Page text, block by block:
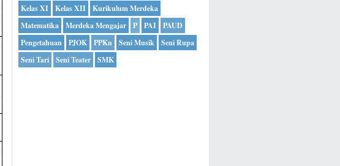
Kelas XI
Kelas XII
Kurikulum Merdeka
Matematika
Merdeka Mengajar P PAI
PAUD
Pengetahuan
PJOK PPKn Seni Musik
Seni Rupa
Seni Tari
Seni Teater SMK